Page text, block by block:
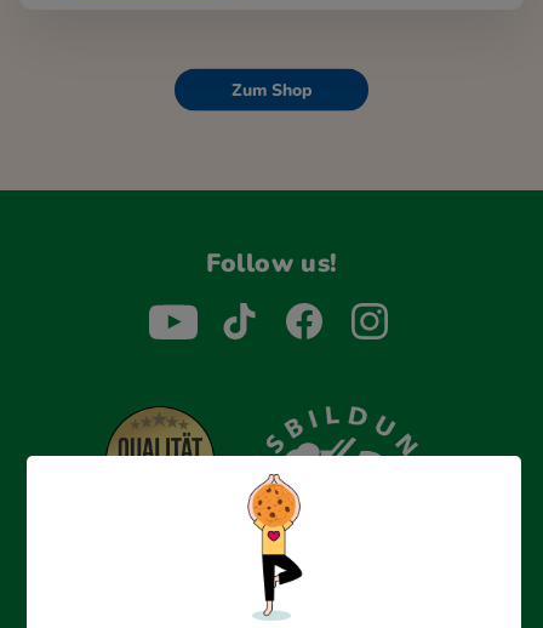
Zum Shop
Follow us!
Erfolgreich bewerben mit Ausbildungspark: Wir
begleiten dich Schritt für Schritt bei deinem Start in den